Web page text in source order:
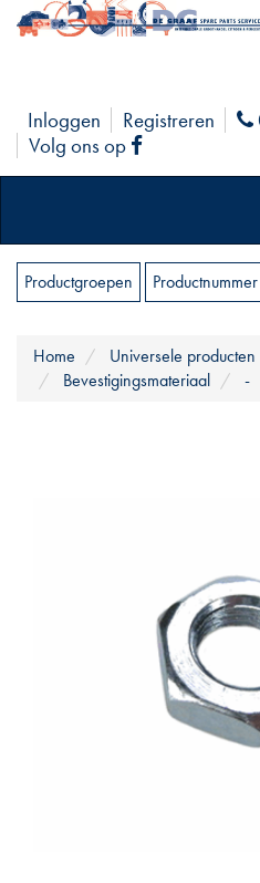
Inloggen Registreren
Volg ons op
Facebook
Productgroepen Productnummer
Home
Universele producten
Bevestigingsmateriaal
-